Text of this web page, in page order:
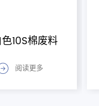
10S棉废料
阅读更多